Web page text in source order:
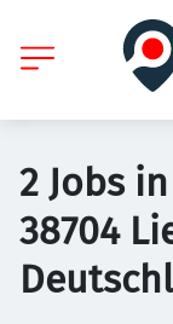
2 Jobs
38704